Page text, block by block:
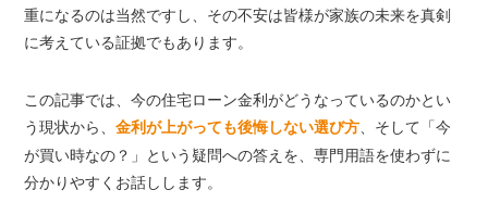
重になるのは当然ですし、その不安は皆様が家族の未来を真剣
に考えている証拠でもあります。
この記事では、今の住宅ローン金利がどうなっているのかとい
う現状から、金利が上がっても後悔しない選び方、そして「今
が買い時なの？」という疑問への答えを、専門用語を使わずに
分かりやすくお話しします。